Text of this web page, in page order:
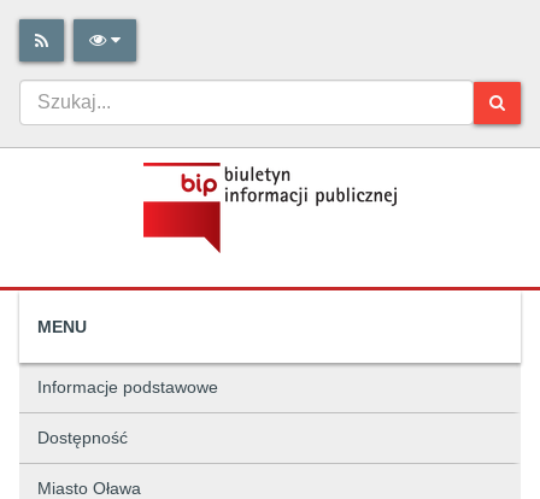
MENU
Informacje podstawowe
Dostępność
Miasto Oława